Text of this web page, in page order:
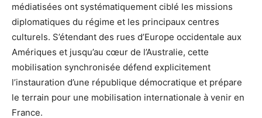
médiatisées ont systématiquement ciblé les missions
diplomatiques du régime et les principaux centres
culturels. S’étendant des rues d’Europe occidentale aux
Amériques et jusqu’au cœur de l’Australie, cette
mobilisation synchronisée défend explicitement
l’instauration d’une république démocratique et prépare
le terrain pour une mobilisation internationale à venir en
France.